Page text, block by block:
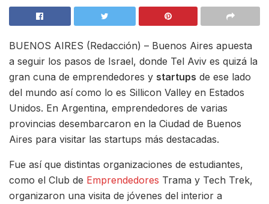
BUENOS AIRES (Redacción) – Buenos Aires apuesta
a seguir los pasos de Israel, donde Tel Aviv es quizá la
gran cuna de emprendedores y startups de ese lado
del mundo así como lo es Sillicon Valley en Estados
Unidos. En Argentina, emprendedores de varias
provincias desembarcaron en la Ciudad de Buenos
Aires para visitar las startups más destacadas.
Fue así que distintas organizaciones de estudiantes,
como el Club de Emprendedores Trama y Tech Trek,
organizaron una visita de jóvenes del interior a